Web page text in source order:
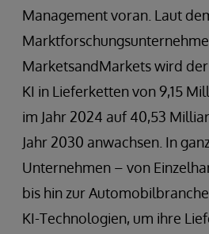
Management voran. Laut
MarketsandMarkets wird
KI in Lieferketten von 9,15
im Jahr 2024 auf 40,53
Jahr 2030 anwachsen. In
Unternehmen – von
bis hin zur
KI-Technologien, um ihre